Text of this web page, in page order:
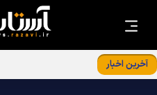
آخرین اخبار
در مشهد